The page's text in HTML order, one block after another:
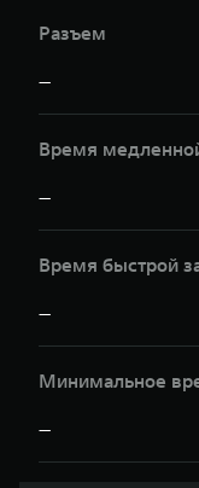
Разъем
—
Время
—
Время быстрой
—
Минимальное
—